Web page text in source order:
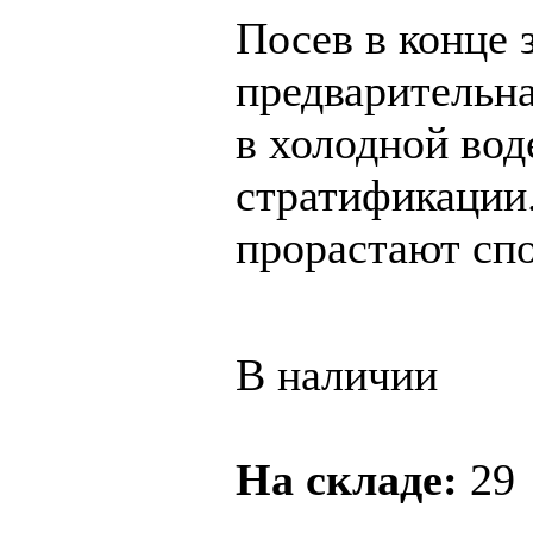
Посев в конце
в холодной
прорастают
В наличии
На складе: 29